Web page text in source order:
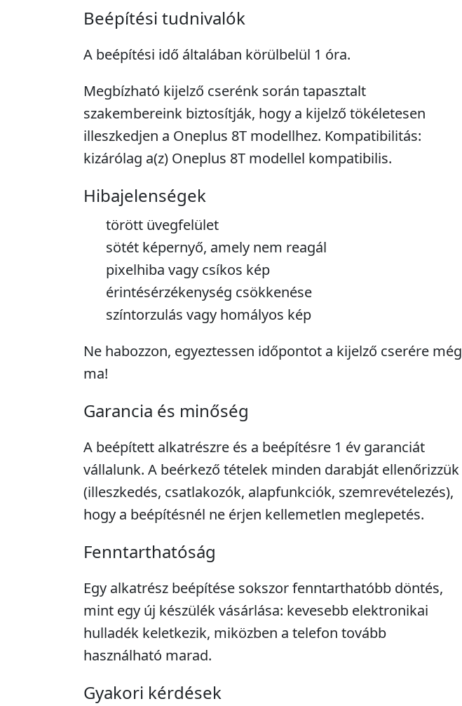
Beépítési tudnivalók
A beépítési idő általában körülbelül 1 óra.
Megbízható kijelző cserénk során tapasztalt
szakembereink biztosítják, hogy a kijelző tökéletesen
illeszkedjen a Oneplus 8T modellhez. Kompatibilitás:
kizárólag a(z) Oneplus 8T modellel kompatibilis.
Hibajelenségek
törött üvegfelület
sötét képernyő, amely nem reagál
pixelhiba vagy csíkos kép
érintésérzékenység csökkenése
színtorzulás vagy homályos kép
Ne habozzon, egyeztessen időpontot a kijelző cserére még
ma!
Garancia és minőség
A beépített alkatrészre és a beépítésre 1 év garanciát
vállalunk. A beérkező tételek minden darabját ellenőrizzük
(illeszkedés, csatlakozók, alapfunkciók, szemrevételezés),
hogy a beépítésnél ne érjen kellemetlen meglepetés.
Fenntarthatóság
Egy alkatrész beépítése sokszor fenntarthatóbb döntés,
mint egy új készülék vásárlása: kevesebb elektronikai
hulladék keletkezik, miközben a telefon tovább
használható marad.
Gyakori kérdések